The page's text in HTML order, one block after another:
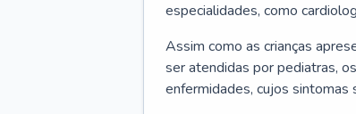
especialidades, como
Assim como as crianças
ser atendidas por pediatras,
enfermidades, cujos